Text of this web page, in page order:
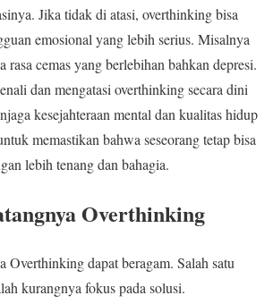
Jika tidak di atasi, overthinking bisa
emosional yang lebih serius. Misalnya
rasa cemas yang berlebihan bahkan depresi.
dan mengatasi overthinking secara dini
kesejahteraan mental dan kualitas hidup
memastikan bahwa seseorang tetap bisa
lebih tenang dan bahagia.
Overthinking
Overthinking dapat beragam. Salah satu
kurangnya fokus pada solusi.